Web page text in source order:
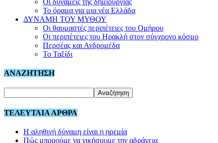
Το όραμα για μια νέα Ελλάδα
ΔΥΝΑΜΗ ΤΟΥ ΜΥΘΟΥ
Οι θαυμαστές περιπέτειες του Ομήρου
Οι περιπέτειες του Ηρακλή στον σύγχρονο κόσμο
Περσέας και Ανδρομέδα
Το Ταξίδι
ΑΝΑΖΗΤΗΣΗ
ΤΕΛΕΥΤΑΙΑ ΑΡΘΡΑ
Η αληθινή δύναμη είναι η ηρεμία
Πώς μπορούμε να νικήσουμε την αδράνεια